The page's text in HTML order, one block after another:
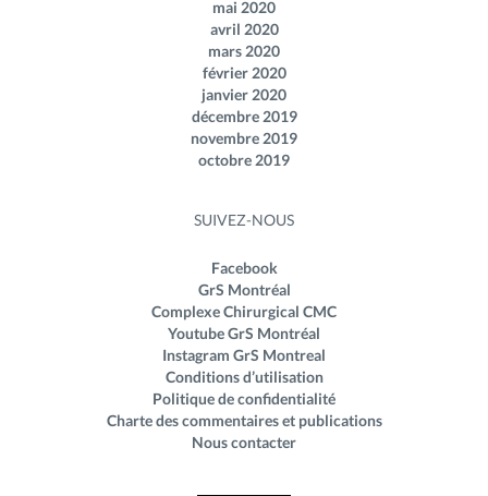
mai 2020
avril 2020
mars 2020
février 2020
janvier 2020
décembre 2019
novembre 2019
octobre 2019
SUIVEZ-NOUS
Facebook
GrS Montréal
Complexe Chirurgical CMC
Youtube GrS Montréal
Instagram GrS Montreal
Conditions d’utilisation
Politique de confidentialité
Charte des commentaires et publications
Nous contacter